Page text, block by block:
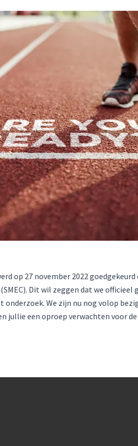
op 27 november 2022
Dit wil zeggen dat we
We zijn nu nog volop
jullie een oproep verwachten voor